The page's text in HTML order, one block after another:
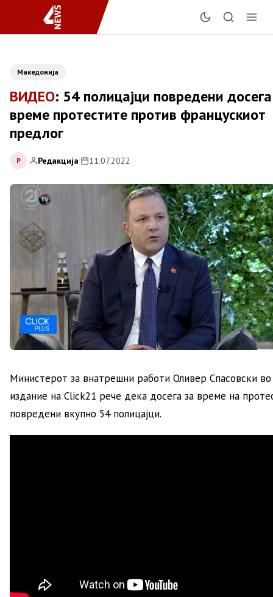
Македонија
ВИДЕО: 54 полицајци повредени
време протестите против францускиот
предлог
Р Редакција| 11.07.2022
Министерот за внатрешни работи Оливер Спасовски
издание на Click21 рече дека досега за време на
повредени вкупно 54 полицајци.